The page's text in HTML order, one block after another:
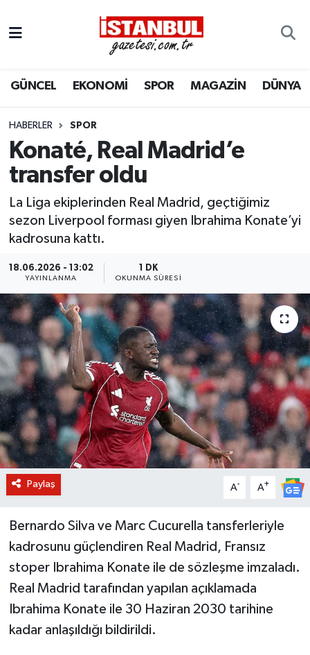
GÜNCEL EKONOMİ SPOR MAGAZİN DÜNYA
HABERLER SPOR
Konaté, Real Madrid’e
transfer oldu
La Liga ekiplerinden Real Madrid, geçtiğimiz
sezon Liverpool forması giyen Ibrahima Konate’yi
kadrosuna kattı.
18.06.2026 - 13:02
YAYINLANMA
1 DK
OKUNMA SÜRESI
Paylaş A- A+
Bernardo Silva ve Marc Cucurella tansferleriyle
kadrosunu güçlendiren Real Madrid, Fransız
stoper Ibrahima Konate ile de sözleşme imzaladı.
Real Madrid tarafından yapılan açıklamada
Ibrahima Konate ile 30 Haziran 2030 tarihine
kadar anlaşıldığı bildirildi.
EKONOMİ
İSTANBUL
DÜNYA
MAGAZİN
KÜLTÜR SANAT
SAĞLIK
BİLİM VE TEKNOLOJİ
OTOMOBİL
KURUMSAL
Nöbetçi Eczaneler
Hava Durumu
Trafik Durumu
Süper Lig Puan Durumu ve Fikstür
Son Dakika Haberleri
Haber Arşivi